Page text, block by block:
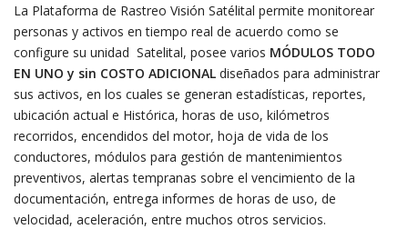
La Plataforma de Rastreo Visión Satélital permite monitorear
personas y activos en tiempo real de acuerdo como se
configure su unidad Satelital, posee varios MÓDULOS TODO
EN UNO y sin COSTO ADICIONAL diseñados para administrar
sus activos, en los cuales se generan estadísticas, reportes,
ubicación actual e Histórica, horas de uso, kilómetros
recorridos, encendidos del motor, hoja de vida de los
conductores, módulos para gestión de mantenimientos
preventivos, alertas tempranas sobre el vencimiento de la
documentación, entrega informes de horas de uso, de
velocidad, aceleración, entre muchos otros servicios.